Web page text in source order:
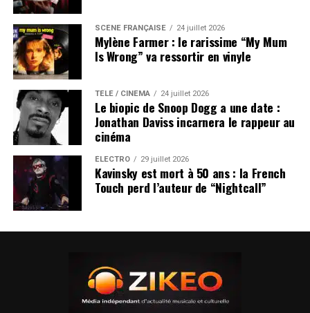
SCÈNE FRANÇAISE 24 juillet 2026
Mylène Farmer : le rarissime “My Mum
Is Wrong” va ressortir en vinyle
TÉLÉ / CINÉMA 24 juillet 2026
Le biopic de Snoop Dogg a une date :
Jonathan Daviss incarnera le rappeur au
cinéma
ÉLECTRO 29 juillet 2026
Kavinsky est mort à 50 ans : la French
Touch perd l’auteur de “Nightcall”